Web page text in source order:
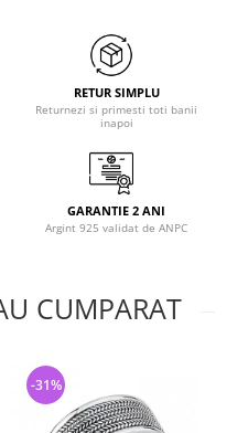
RETUR SIMPLU
Returnezi si primesti toti banii
inapoi
GARANTIE 2 ANI
Argint 925 validat de ANPC
CUMPARAT
-31%